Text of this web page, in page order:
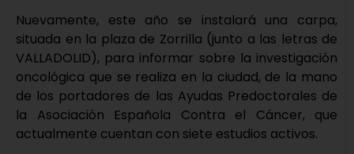
Nuevamente, este año se instalará una carpa,
situada en la plaza de Zorrilla (junto a las letras de
VALLADOLID), para informar sobre la investigación
oncológica que se realiza en la ciudad, de la mano
de los portadores de las Ayudas Predoctorales de
la Asociación Española Contra el Cáncer, que
actualmente cuentan con siete estudios activos.